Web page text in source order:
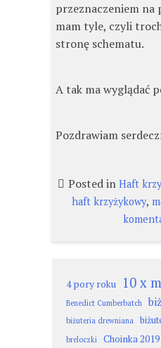
przeznaczeniem na
mam tyle, czyli
stronę schematu.
A tak ma wyglądać
Pozdrawiam
Posted in Haft
haft krzyżykowy,
4 pory roku 10 x
Benedict Cumberbatch
biżuteria drewniana
breloczki Choinka 2019